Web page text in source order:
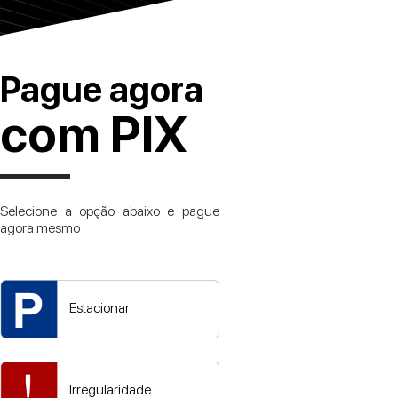
Pague agora
com PIX
Selecione a opção abaixo e pague
agora mesmo
Estacionar
Irregularidade